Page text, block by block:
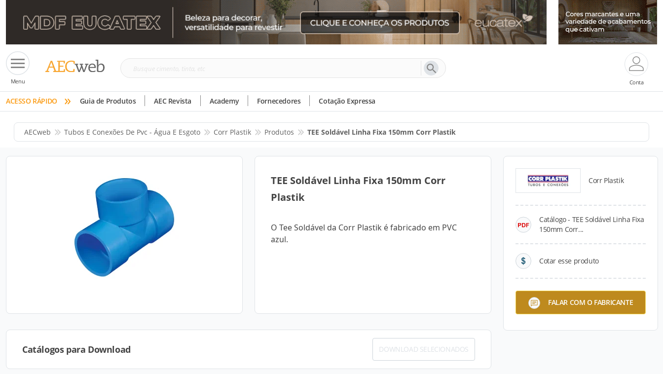
Menu
Busque
tinta,
etc
Conta
ACESSO RÁPIDO » Guia de Produtos AEC Revista Academy Fornecedores Cotação Expressa
AECweb Tubos E Conexões De Pvc - Água E Esgoto Corr Plastik Produtos TEE Soldável Linha Fixa 150mm Corr Plastik
TEE Soldável Linha Fixa 150mm Corr
Plastik
O Tee Soldável da Corr Plastik é fabricado em PVC
azul.
Corr Plastik
Catálogo - TEE Soldável Linha Fixa
150mm Corr...
Cotar esse produto
FALAR COM O FABRICANTE
Catálogos para Download DOWNLOAD SELECIONADOS